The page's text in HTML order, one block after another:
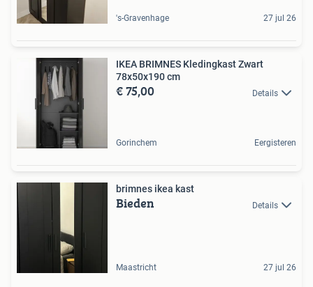
's-Gravenhage 27 jul 26
IKEA BRIMNES Kledingkast Zwart
78x50x190 cm
€ 75,00 Details
Gorinchem Eergisteren
brimnes ikea kast
Bieden Details
Maastricht 27 jul 26